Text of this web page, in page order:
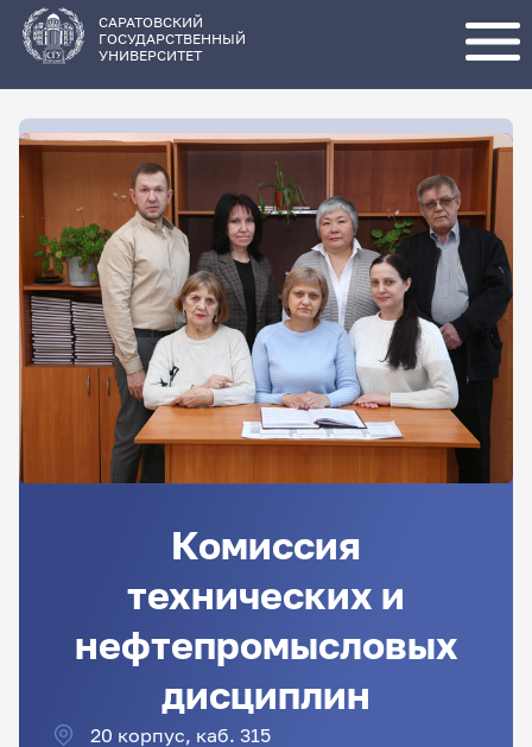
основному
содержанию
САРАТОВСКИЙ
ГОСУДАРСТВЕННЫЙ
УНИВЕРСИТЕТ
Комиссия
технических и
нефтепромысловых
дисциплин
20 корпус, каб. 315